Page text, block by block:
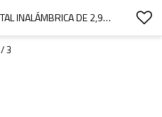
ETIQUETA DE PRECIO DIGITAL INALÁMBRICA DE 2,9 PULGADAS, SIN ESTACIÓN BASE BLUETOOTH ESL
/3